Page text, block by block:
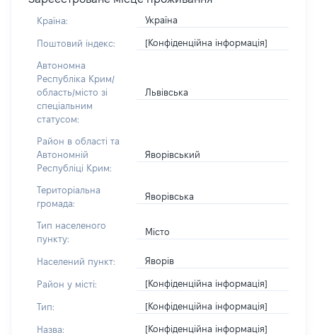
Країна: Україна
Поштовий індекс: [Конфіденційна інформація]
Автономна
Республіка Крим/
область/місто зі
спеціальним
статусом:
Львівська
Район в області та
Автономній
Республіці Крим:
Яворівський
Територіальна
громада:
Яворівська
Тип населеного
пункту:
Місто
Населений пункт: Яворів
Район у місті: [Конфіденційна інформація]
Тип: [Конфіденційна інформація]
Назва: [Конфіденційна інформація]